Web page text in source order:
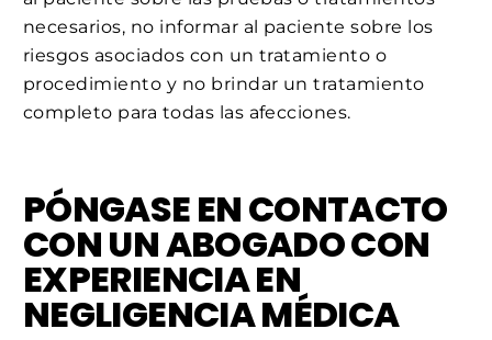
necesarios, no informar al paciente sobre los
riesgos asociados con un tratamiento o
procedimiento y no brindar un tratamiento
completo para todas las afecciones.
PÓNGASE EN CONTACTO
CON UN ABOGADO CON
EXPERIENCIA EN
NEGLIGENCIA MÉDICA